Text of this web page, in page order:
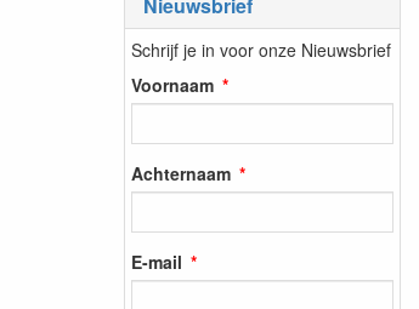
Schrijf je in voor onze Nieuwsbrief
Voornaam
Achternaam
E-mail